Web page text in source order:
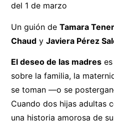
del 1 de marzo
Un guión deTamara
Chaud yJaviera Pérez
El deseo de las madres
sobre la familia, la
se toman —o se
Cuando dos hijas adultas
una historia amorosa de